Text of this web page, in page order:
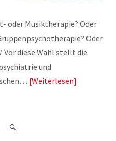
oder Musiktherapie? Oder
Oder
diese Wahl stellt die
und
Weiterlesen